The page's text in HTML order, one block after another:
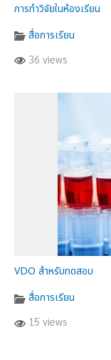
การทำวิจัยในห้องเรียน
สื่อการเรียน
36 views
VDO สำหรับทดสอบ
สื่อการเรียน
15 views